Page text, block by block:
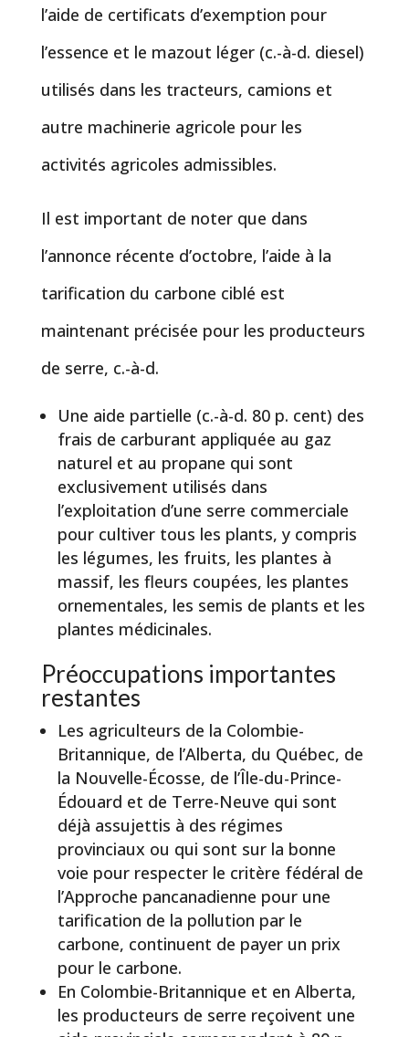
l’aide de certificats d’exemption pour
l’essence et le mazout léger (c.-à-d. diesel)
utilisés dans les tracteurs, camions et
autre machinerie agricole pour les
activités agricoles admissibles.
Il est important de noter que dans
l’annonce récente d’octobre, l’aide à la
tarification du carbone ciblé est
maintenant précisée pour les producteurs
de serre, c.-à-d.
Une aide partielle (c.-à-d. 80 p. cent) des
frais de carburant appliquée au gaz
naturel et au propane qui sont
exclusivement utilisés dans
l’exploitation d’une serre commerciale
pour cultiver tous les plants, y compris
les légumes, les fruits, les plantes à
massif, les fleurs coupées, les plantes
ornementales, les semis de plants et les
plantes médicinales.
Préoccupations importantes
restantes
Les agriculteurs de la Colombie-
Britannique, de l’Alberta, du Québec, de
la Nouvelle-Écosse, de l’Île-du-Prince-
Édouard et de Terre-Neuve qui sont
déjà assujettis à des régimes
provinciaux ou qui sont sur la bonne
voie pour respecter le critère fédéral de
l’Approche pancanadienne pour une
tarification de la pollution par le
carbone, continuent de payer un prix
pour le carbone.
En Colombie-Britannique et en Alberta,
les producteurs de serre reçoivent une